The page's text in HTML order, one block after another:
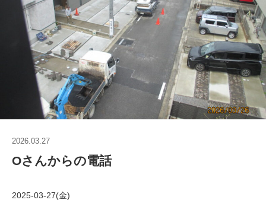
2026.03.27
Oさんからの電話
2025-03-27(金)